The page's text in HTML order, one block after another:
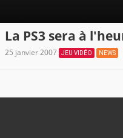
La PS3 sera à
25 janvier 2007 JEU VIDÉO NEWS